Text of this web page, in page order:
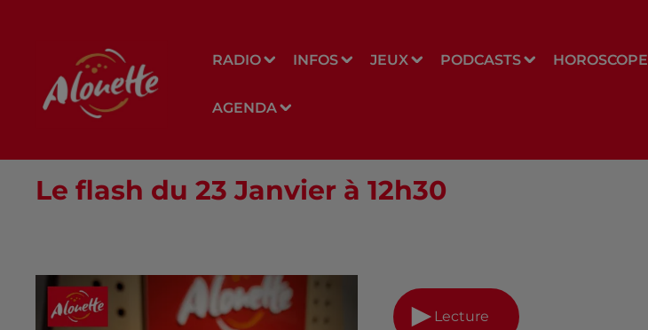
RADIO INFOS JEUX PODCASTS HOROSCOPE
AGENDA
Le flash du 23 Janvier à 12h30
Lecture